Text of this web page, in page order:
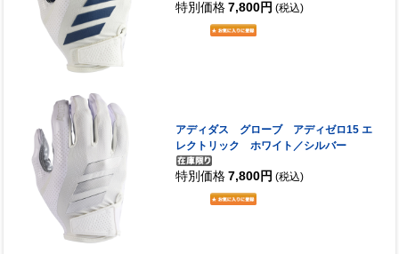
特別価格 7,800円 (税込)
アディダス グローブ アディゼロ15 エ
レクトリック ホワイト／シルバー
特別価格 7,800円 (税込)